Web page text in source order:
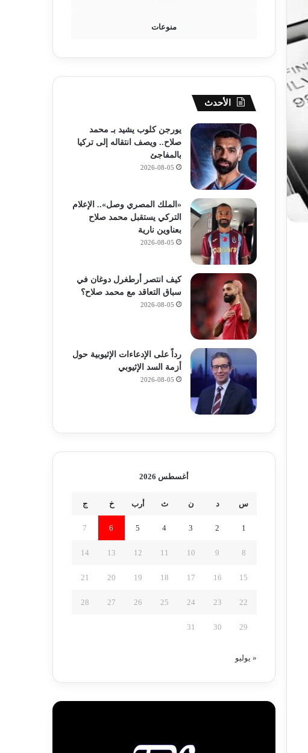
منوعات
الأحدث
يورجن كلوب يشيد بـ محمد
صلاح.. ويصف انتقاله إلى تركيا
بالمفاجئ
2026-08-05
«الملك المصري وصل».. الإعلام
التركي يستقبل محمد صلاح
بعناوين نارية
2026-08-05
كيف انتصر أرطغرل دوغان في
سباق التعاقد مع محمد صلاح؟
2026-08-05
رداً على الإدعاءات الإثيوبية حول
أزمة السد الإثيوبي
2026-08-05
أغسطس 2026
س د ن ث أرب خ ج
1
2
3
4
5
6
7
8
9
10
11
12
13
14
15
16
17
18
19
20
21
22
23
24
25
26
27
28
29
30
31
« يوليو